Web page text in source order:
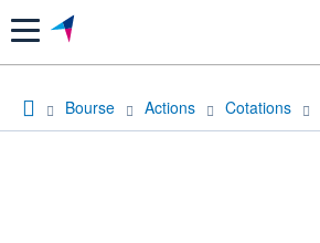
Menu
Bourse Actions Cotations